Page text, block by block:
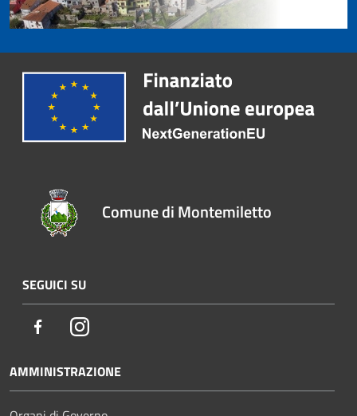
Comune di Montemiletto
SEGUICI SU
FacebookInstagram
AMMINISTRAZIONE